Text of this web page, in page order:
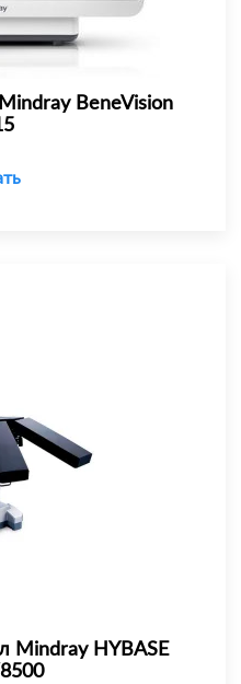
BeneVision
Mindray HYBASE